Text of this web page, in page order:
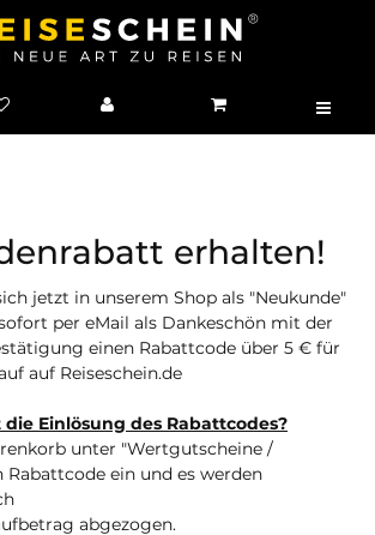
erhalten!
jetzt in unserem Shop als "Neukunde"
per eMail als Dankeschön mit der
einen Rabattcode über 5 € für
auf Reiseschein.de
Einlösung des Rabattcodes?
unter "Wertgutscheine /
Rabattcode ein und es werden
abgezogen.